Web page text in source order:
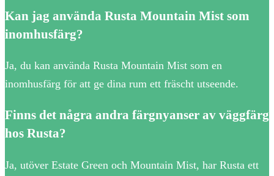
Kan jag använda Rusta Mountain Mist som
inomhusfärg?
Ja, du kan använda Rusta Mountain Mist som en
inomhusfärg för att ge dina rum ett fräscht utseende.
Finns det några andra färgnyanser av väggfärg
hos Rusta?
Ja, utöver Estate Green och Mountain Mist, har Rusta ett